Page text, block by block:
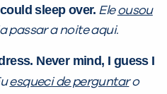
sleep over. Eleousou
passar a noite aqui.
Never mind, I guess I
esqueci de perguntaro